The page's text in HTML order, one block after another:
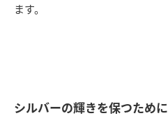
ます。
シルバーの輝きを保つために